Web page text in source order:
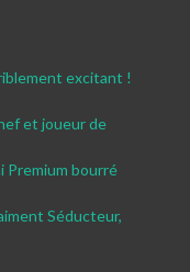
excitant !
et joueur de
Premium bourré
Séducteur,